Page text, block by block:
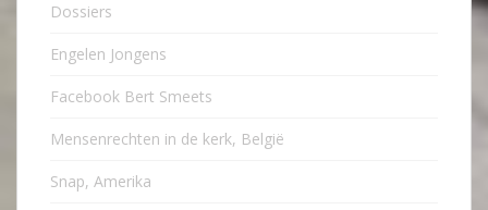
Dossiers
Engelen Jongens
Facebook Bert Smeets
Mensenrechten in de kerk, België
Snap, Amerika